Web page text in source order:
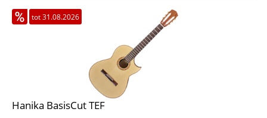
tot 31.08.2026
Hanika BasisCut TEF